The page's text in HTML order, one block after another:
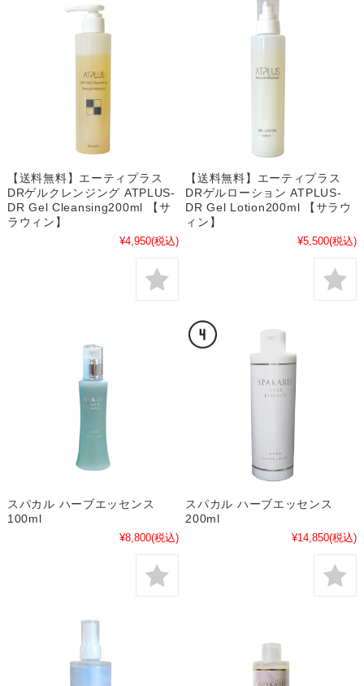
【送料無料】エーティプラス
DRゲルクレンジング ATPLUS-
DR Gel Cleansing200ml 【サ
ラウィン】
¥4,950(税込)
【送料無料】エーティプラス
DRゲルローション ATPLUS-
DR Gel Lotion200ml 【サラウ
ィン】
¥5,500(税込)
スパカル ハーブエッセンス
100ml
¥8,800(税込)
スパカル ハーブエッセンス
200ml
¥14,850(税込)